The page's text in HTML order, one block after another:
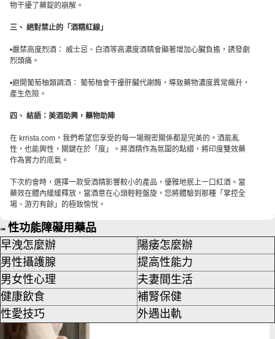
物干擾了藥錠的崩解。
三、 絕對禁止的「酒精紅線」
•嚴禁高度烈酒： 威士忌、白酒等高濃度酒精會顯著增加心臟負擔，誘發劇
烈頭痛。
•避開葡萄柚類調酒： 葡萄柚會干擾肝臟代謝酶，導致藥物濃度異常飆升，
產生危險。
四、 結語：美酒助興，藥物助陣
在 krrista.com，我們希望您享受的每一場親密關係都是完美的。酒能亂
性，也能興性，關鍵在於「度」。將酒精作為氛圍的點綴，將印度雙效藥
作為實力的底氣。
下次約會時，選擇一款受酒精影響較小的產品，優雅地抿上一口紅酒。當
藥效在體內緩緩釋放，當酒意在心頭輕輕盤旋，您將體驗到那種「掌控全
場、游刃有餘」的極致愉悅。
➠ 性功能障礙用藥品
早洩怎麼辦
陽痿怎麼辦
男性攝護腺
提高性能力
男女性心理
夫妻間生活
健康飲食
補腎保健
性愛技巧
外遇出軌